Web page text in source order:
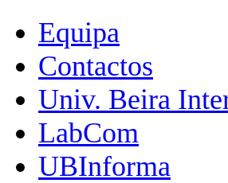
Equipa
Contactos
Univ. Beira
LabCom
UBInforma